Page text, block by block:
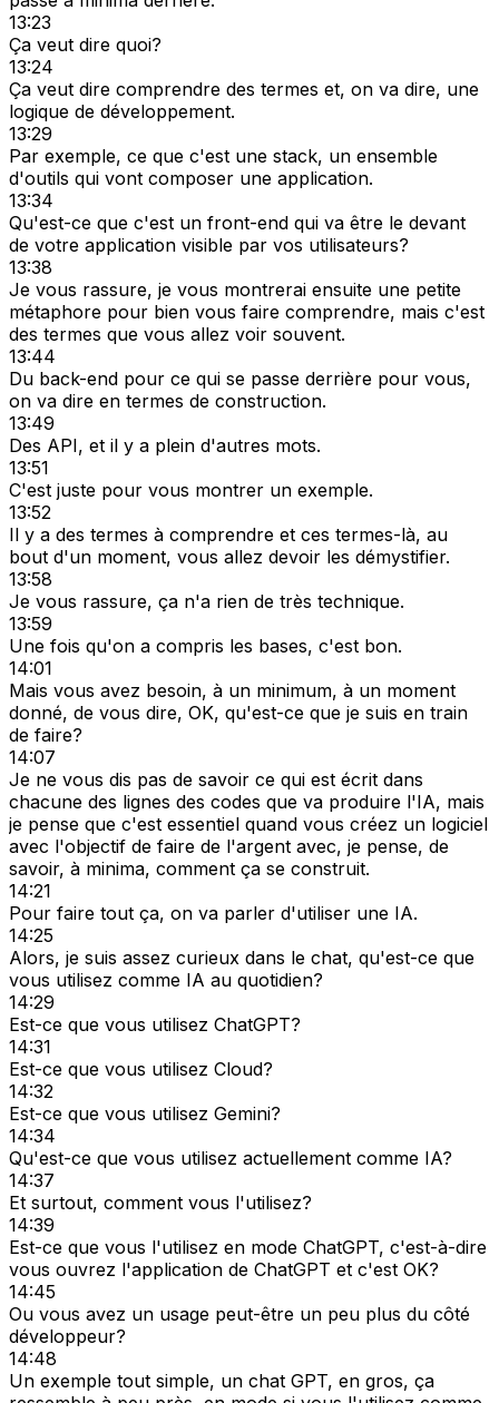
13:23
Ça veut dire quoi?
13:24
Ça veut dire comprendre des termes et, on va dire, une
logique de développement.
13:29
Par exemple, ce que c'est une stack, un ensemble
d'outils qui vont composer une application.
13:34
Qu'est-ce que c'est un front-end qui va être le devant
de votre application visible par vos utilisateurs?
13:38
Je vous rassure, je vous montrerai ensuite une petite
métaphore pour bien vous faire comprendre, mais c'est
des termes que vous allez voir souvent.
13:44
Du back-end pour ce qui se passe derrière pour vous,
on va dire en termes de construction.
13:49
Des API, et il y a plein d'autres mots.
13:51
C'est juste pour vous montrer un exemple.
13:52
Il y a des termes à comprendre et ces termes-là, au
bout d'un moment, vous allez devoir les démystifier.
13:58
Je vous rassure, ça n'a rien de très technique.
13:59
Une fois qu'on a compris les bases, c'est bon.
14:01
Mais vous avez besoin, à un minimum, à un moment
donné, de vous dire, OK, qu'est-ce que je suis en train
de faire?
14:07
Je ne vous dis pas de savoir ce qui est écrit dans
chacune des lignes des codes que va produire l'IA, mais
je pense que c'est essentiel quand vous créez un logiciel
avec l'objectif de faire de l'argent avec, je pense, de
savoir, à minima, comment ça se construit.
14:21
Pour faire tout ça, on va parler d'utiliser une IA.
14:25
Alors, je suis assez curieux dans le chat, qu'est-ce que
vous utilisez comme IA au quotidien?
14:29
Est-ce que vous utilisez ChatGPT?
14:31
Est-ce que vous utilisez Cloud?
14:32
Est-ce que vous utilisez Gemini?
14:34
Qu'est-ce que vous utilisez actuellement comme IA?
14:37
Et surtout, comment vous l'utilisez?
14:39
Est-ce que vous l'utilisez en mode ChatGPT, c'est-à-dire
vous ouvrez l'application de ChatGPT et c'est OK?
14:45
Ou vous avez un usage peut-être un peu plus du côté
développeur?
14:48
Un exemple tout simple, un chat GPT, en gros, ça